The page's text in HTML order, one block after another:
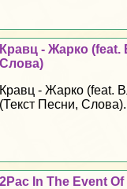
Кравц - Жарко (feat.
Слова)
Кравц - Жарко (feat.
(Текст Песни,
2Pac In The Event